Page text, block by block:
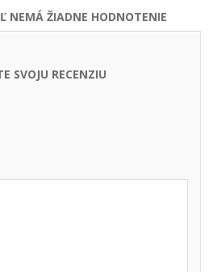
NEMÁ ŽIADNE HODNOTENIE
SVOJU RECENZIU